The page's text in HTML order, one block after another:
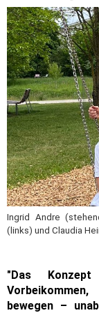
Ingrid Andre
(links) und Claudia
"Das
bewegen –